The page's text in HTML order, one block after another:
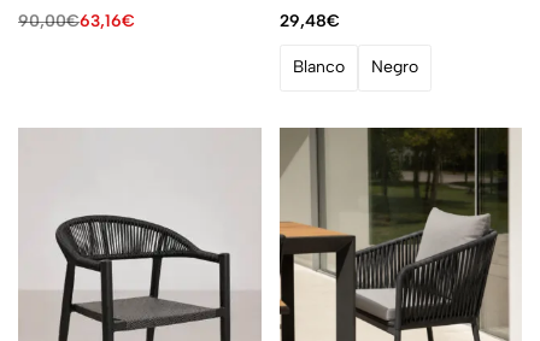
90,00€63,16€ 29,48€
Blanco Negro